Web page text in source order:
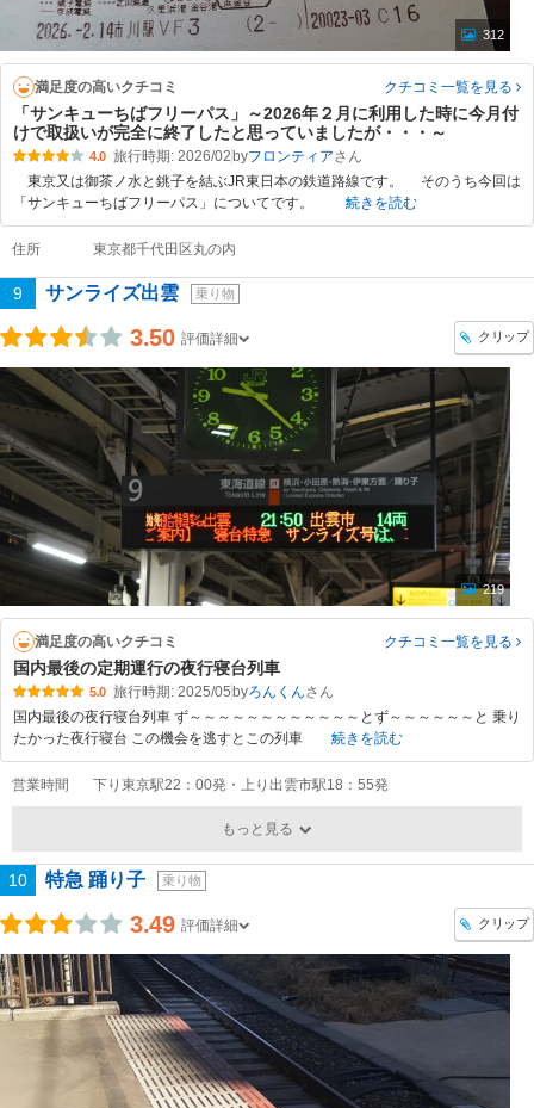
312
満足度の高いクチコミ クチコミ一覧を見る
「サンキューちばフリーパス」～2026年２月に利用した時に今月付
けで取扱いが完全に終了したと思っていましたが・・・～
4.0 旅行時期: 2026/02 byフロンティア
東京又は御茶ノ水と銚子を結ぶJR東日本の鉄道路線です。 そのうち今回は
「サンキューちばフリーパス」についてです。
続きを読む
住所 東京都千代田区丸の内
9 サンライズ出雲 乗り物
3.50 評価詳細 クリップ
219
満足度の高いクチコミ クチコミ一覧を見る
国内最後の定期運行の夜行寝台列車
5.0 旅行時期: 2025/05 byろんくん
国内最後の夜行寝台列車 ず～～～～～～～～～～～～とず～～～～～～と 乗り
たかった夜行寝台 この機会を逃すとこの列車
続きを読む
営業時間 下り東京駅22：00発・上り出雲市駅18：55発
もっと見る
10 特急 踊り子 乗り物
3.49 評価詳細 クリップ